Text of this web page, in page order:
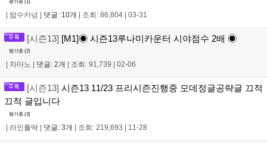
탑수카넝 댓글: 10개 조회: 86,804 03-31
[시즌13] [M1]◉ 시즌13루나미카운터 시야점수 2배 ◉
평가중 (2)
차마노 댓글: 2개 조회: 91,739 02-06
[시즌13] 시즌13 11/23 프리시즌진행중 모데정글공략글 끄적
끄적 글입니다
평가중 (3)
| 라인틀딱 | 댓글: 3개 | 조회: 219,693 | 11-28